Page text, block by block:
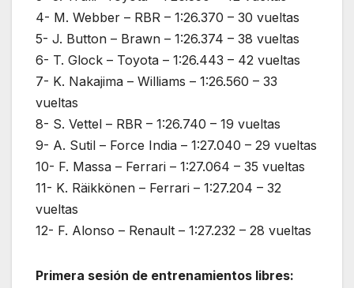
4- M. Webber – RBR – 1:26.370 – 30 vueltas
5- J. Button – Brawn – 1:26.374 – 38 vueltas
6- T. Glock – Toyota – 1:26.443 – 42 vueltas
7- K. Nakajima – Williams – 1:26.560 – 33
vueltas
8- S. Vettel – RBR – 1:26.740 – 19 vueltas
9- A. Sutil – Force India – 1:27.040 – 29 vueltas
10- F. Massa – Ferrari – 1:27.064 – 35 vueltas
11- K. Räikkönen – Ferrari – 1:27.204 – 32
vueltas
12- F. Alonso – Renault – 1:27.232 – 28 vueltas
Primera sesión de entrenamientos libres: